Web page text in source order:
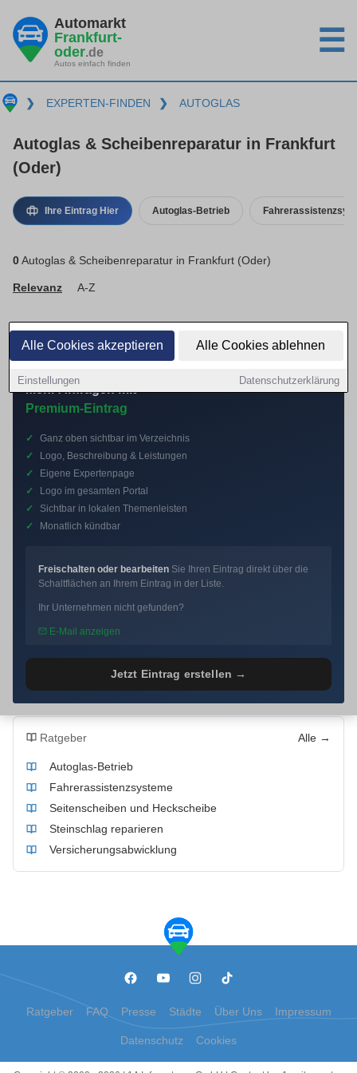
Alle Cookies akzeptieren Alle Cookies ablehnen
Einstellungen Datenschutzerklärung
Automarkt
Frankfurt-
oder.de
Autos einfach finden
☰
❯ EXPERTEN-FINDEN ❯ AUTOGLAS
Autoglas & Scheibenreparatur in Frankfurt
(Oder)
Ihre Eintrag Hier Autoglas-Betrieb
0Autoglas & Scheibenreparatur in Frankfurt (Oder)
Relevanz A-Z
FÜR IHR UNTERNEHMEN
Mehr Anfragen mit
Premium-Eintrag
✓
Ganz oben sichtbar im Verzeichnis
✓
Logo, Beschreibung & Leistungen
✓
Eigene Expertenpage
✓
Logo im gesamten Portal
✓
Sichtbar in lokalen Themenleisten
✓
Monatlich kündbar
Freischalten oder bearbeiten Sie Ihren Eintrag direkt über die
Schaltflächen an Ihrem Eintrag in der Liste.
Ihr Unternehmen nicht gefunden?
E-Mail anzeigen
Jetzt Eintrag erstellen →
Ratgeber Alle →
Autoglas-Betrieb
Fahrerassistenzsysteme
Seitenscheiben und Heckscheibe
Steinschlag reparieren
Versicherungsabwicklung
Ratgeber FAQ Presse Städte Über Uns Impressum
Datenschutz Cookies